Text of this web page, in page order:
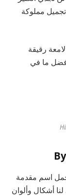
مملوكة
رقيقة
ما في
اسم مقدمة
لنا أشكال وألوان